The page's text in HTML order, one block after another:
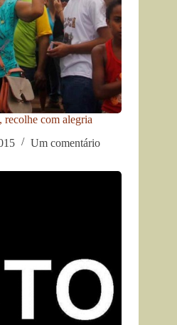
recolhe com alegria
Um comentário